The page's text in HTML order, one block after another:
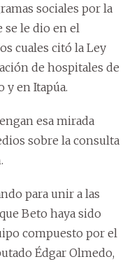
sociales por la
le dio en el
cuales citó la Ley
de hospitales de
y en Itapúa.
esa mirada
sobre la consulta
para unir a las
Beto haya sido
compuesto por el
Édgar Olmedo,